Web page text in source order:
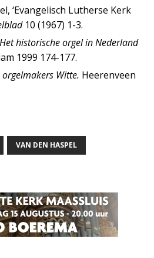
‘Evangelisch Lutherse Kerk
10 (1967) 1-3.
Het historische orgel in Nederland
1999 174-177.
orgelmakers Witte. Heerenveen
VAN DEN HASPEL